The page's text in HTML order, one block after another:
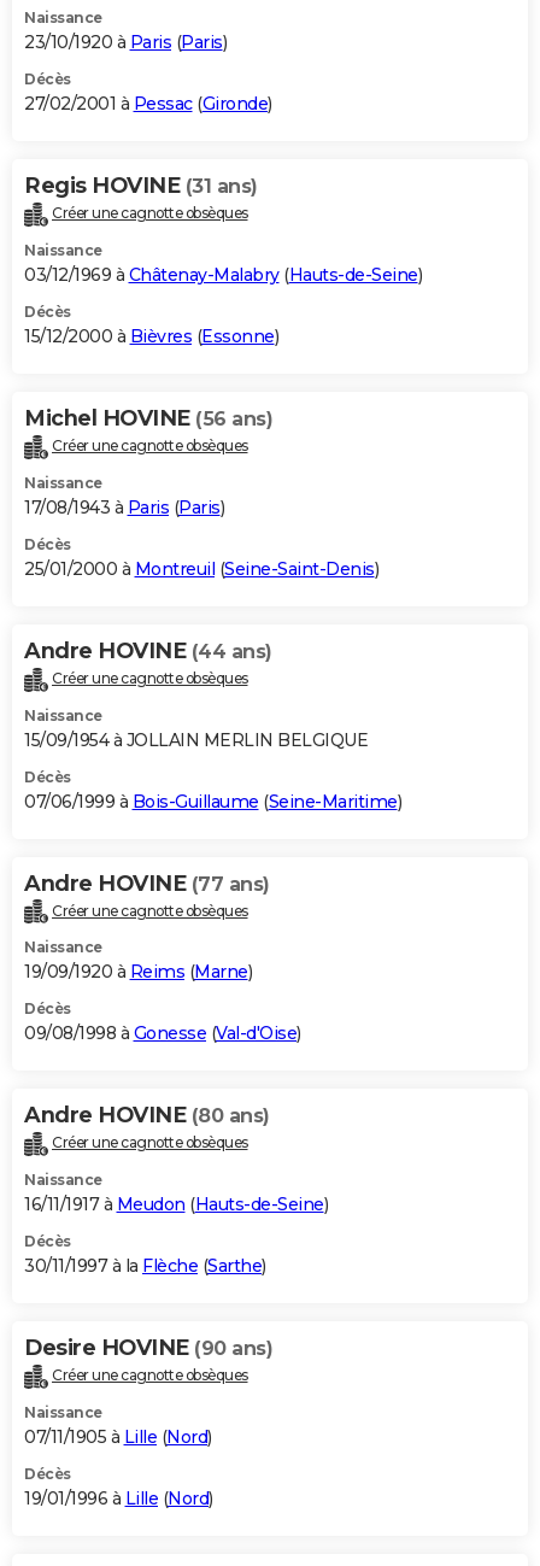
Naissance
23/10/1920 à Paris (Paris)
Décès
27/02/2001 à Pessac(Gironde)
Regis HOVINE (31 ans)
Créer une cagnotte obsèques
Naissance
03/12/1969 à Châtenay-Malabry(Hauts-de-Seine)
Décès
15/12/2000 à Bièvres (Essonne)
Michel HOVINE (56 ans)
Créer une cagnotte obsèques
Naissance
17/08/1943 à Paris (Paris)
Décès
25/01/2000 à Montreuil (Seine-Saint-Denis)
Andre HOVINE (44 ans)
Créer une cagnotte obsèques
Naissance
15/09/1954 à JOLLAIN MERLIN BELGIQUE
Décès
07/06/1999 à Bois-Guillaume (Seine-Maritime)
Andre HOVINE (77 ans)
Créer une cagnotte obsèques
Naissance
19/09/1920 à Reims (Marne)
Décès
09/08/1998 à Gonesse (Val-d'Oise)
Andre HOVINE (80 ans)
Créer une cagnotte obsèques
Naissance
16/11/1917 à Meudon (Hauts-de-Seine)
Décès
30/11/1997 à la Flèche (Sarthe)
Desire HOVINE (90 ans)
Créer une cagnotte obsèques
Naissance
07/11/1905 à Lille (Nord)
Décès
19/01/1996 à Lille (Nord)